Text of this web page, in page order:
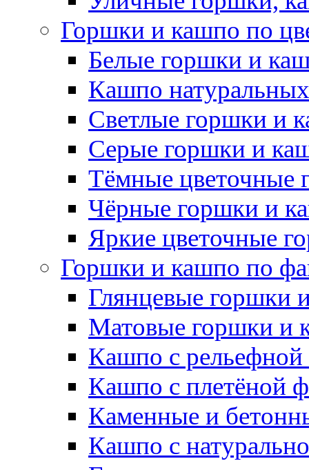
Горшки и кашпо по
Белые горшки и
Кашпо
Светлые горшки и
Серые горшки и
Тёмные цветочные
Чёрные горшки и
Яркие цветочные
Горшки и кашпо по
Глянцевые горшки
Матовые горшки и
Кашпо с рельефной
Кашпо с плетёной
Каменные и
Кашпо с